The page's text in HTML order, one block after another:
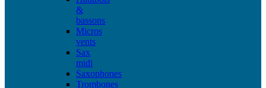
&
bassons
Micros
vents
Sax
midi
Saxophones
Trombones